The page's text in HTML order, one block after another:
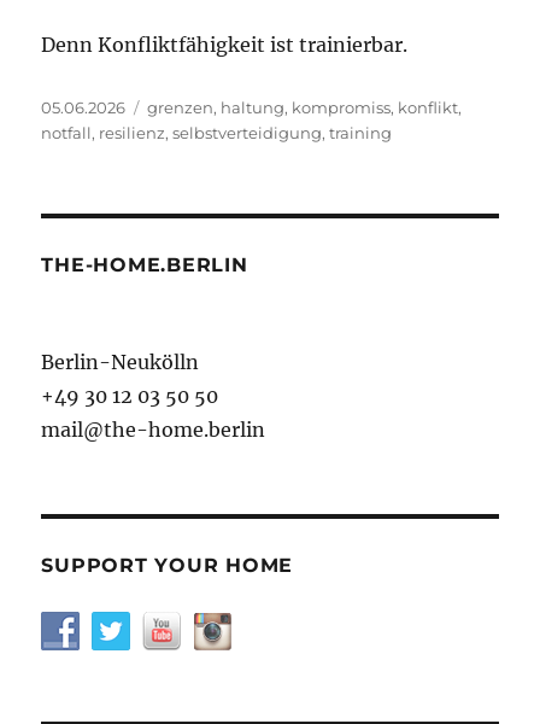
Denn Konfliktfähigkeit ist trainierbar.
Veröffentlicht
am
05.06.2026 Schlagwörter
grenzen, haltung, kompromiss, konflikt,
notfall, resilienz,selbstverteidigung,training
THE-HOME.BERLIN
Berlin-Neukölln
+49 30 12 03 50 50
mail@the-home.berlin
SUPPORT YOUR HOME